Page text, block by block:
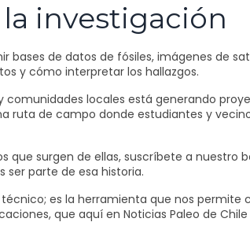
investigación
bases de datos de fósiles, imágenes de
y cómo interpretar los hallazgos.
comunidades locales está generando
ruta de campo donde estudiantes y
que surgen de ellas, suscríbete a
ser parte de esa historia.
es la herramienta que nos
que aquí en Noticias Paleo de